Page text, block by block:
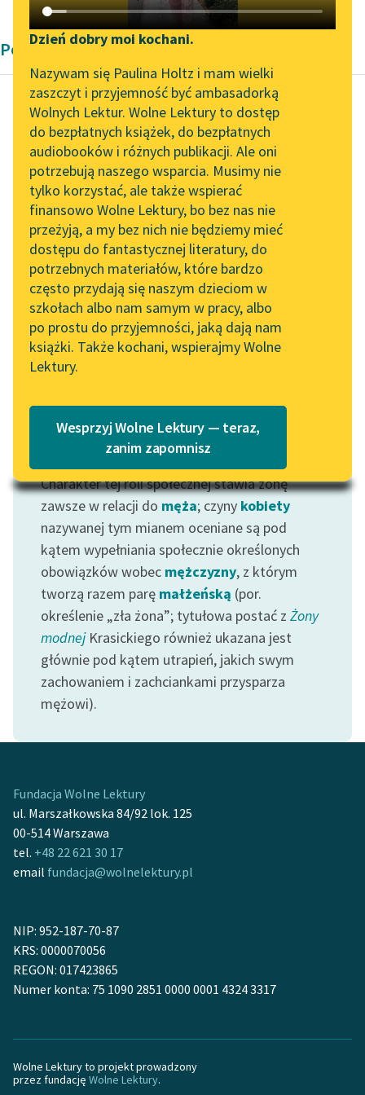
Katalog DAISY
Podkasty o książkach
Zgłoś brak utworu
Aktualności
„Prokurator Alicja Horn”
do słuchania
Byliśmy częścią AI Impact
Lab
Zapraszamy na spotkanie
online z tłumaczkami
literatury skandynawskiej
Spotkanie z Katarzyną
Tunkiel w Oslo
102. lata temu zmarł
Joseph Conrad
Lektury szkolne i klasyka
literatury do słuchania dla
uczennic i uczniów z
niepełnosprawnościami
E-kolekcja lektur
szkolnych i literatury do
słuchania dla uczennic i
uczniów z
niepełnosprawnościami
Feministyczne inspiracje.
Popularyzacja
skandynawskiej literatury
feministycznej
Ręce pełne poezji
twórców przechodzących
do domeny publicznej,
lektur szkolnych oraz
Starego Testamentu
Odkurzamy bohaterów
Lektur
Narzędzia
Mapa Wolnych Lektur
Leśmianator
Przewodnik dla piszących i
czytających
API
OAI-PMH
Widget Wolnych Lektur
Przypisy
Katalog w formacie PDF
O nas
O projekcie
Zespół
Dzień dobry moi kochani.
Nazywam się Paulina Holtz i mam wielki
zaszczyt i przyjemność być ambasadorką
Wolnych Lektur. Wolne Lektury to dostęp
do bezpłatnych książek, do bezpłatnych
audiobooków i różnych publikacji. Ale oni
potrzebują naszego wsparcia. Musimy nie
tylko korzystać, ale także wspierać
finansowo Wolne Lektury, bo bez nas nie
przeżyją, a my bez nich nie będziemy mieć
dostępu do fantastycznej literatury, do
potrzebnych materiałów, które bardzo
często przydają się naszym dzieciom w
szkołach albo nam samym w pracy, albo
po prostu do przyjemności, jaką dają nam
książki. Także kochani, wspierajmy Wolne
Lektury.
Wesprzyj Wolne Lektury — teraz,
zanim zapomnisz
Poemat Średniowiecze
Autor nieznany
Legenda o św.
Aleksym
A więc gdy już umrzeć
miał,
Sam sobie list napisał
I ścisnął ji twardo w...
Czytaj więcej
Motyw: Żona
Charakter tej roli społecznej stawia żonę
zawsze w relacji do męża; czyny kobiety
nazywanej tym mianem oceniane są pod
kątem wypełniania społecznie określonych
obowiązków wobec mężczyzny, z którym
tworzą razem parę małżeńską (por.
określenie „zła żona”; tytułowa postać z Żony
modnejKrasickiego również ukazana jest
głównie pod kątem utrapień, jakich swym
zachowaniem i zachciankami przysparza
mężowi).
Fundacja Wolne Lektury
ul. Marszałkowska 84/92 lok. 125
00-514 Warszawa
tel. +48 22 621 30 17
email fundacja@wolnelektury.pl
NIP: 952-187-70-87
KRS: 0000070056
REGON: 017423865
Numer konta: 75 1090 2851 0000 0001 4324 3317
Wolne Lektury to projekt prowadzony
przez fundację Wolne Lektury.